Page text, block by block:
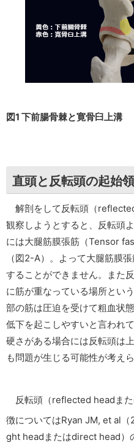
図1 下前腸骨棘と寛骨臼上溝
直頭と反転頭の起始
解剖をして反転頭（
観察しようとすると、反転頭
には大腿筋膜張筋（Tensor
（図2-A）。よって大腿筋膜
することができません。また
に筋が重なっている場所とい
部の筋は圧迫を受けて粗血状
低下を起こしやすいと言われ
硬さがある場合には反転頭は
も問題が生じる可能性が考えら
反転頭（reflected headま
徴についてはRyan JM, et al（
ght headまたはdirect head）